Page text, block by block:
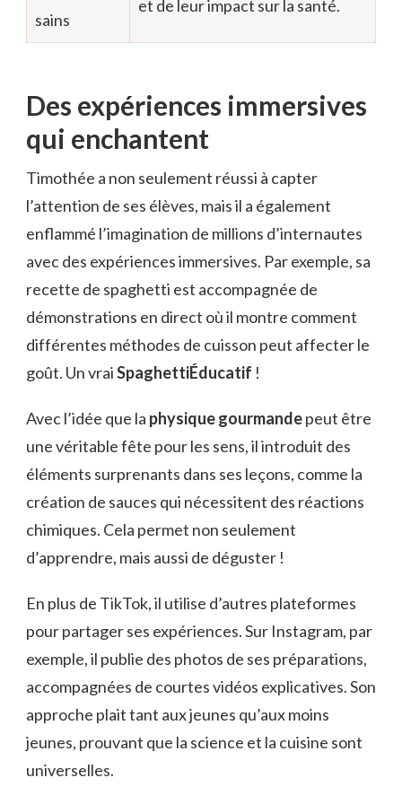
sains
et de leur impact sur la santé.
Des expériences immersives
qui enchantent
Timothée a non seulement réussi à capter
l’attention de ses élèves, mais il a également
enflammé l’imagination de millions d’internautes
avec des expériences immersives. Par exemple, sa
recette de spaghetti est accompagnée de
démonstrations en direct où il montre comment
différentes méthodes de cuisson peut affecter le
goût. Un vraiSpaghettiÉducatif !
Avec l’idée que la physique gourmandepeut être
une véritable fête pour les sens, il introduit des
éléments surprenants dans ses leçons, comme la
création de sauces qui nécessitent des réactions
chimiques. Cela permet non seulement
d’apprendre, mais aussi de déguster !
En plus de TikTok, il utilise d’autres plateformes
pour partager ses expériences. Sur Instagram, par
exemple, il publie des photos de ses préparations,
accompagnées de courtes vidéos explicatives. Son
approche plait tant aux jeunes qu’aux moins
jeunes, prouvant que la science et la cuisine sont
universelles.